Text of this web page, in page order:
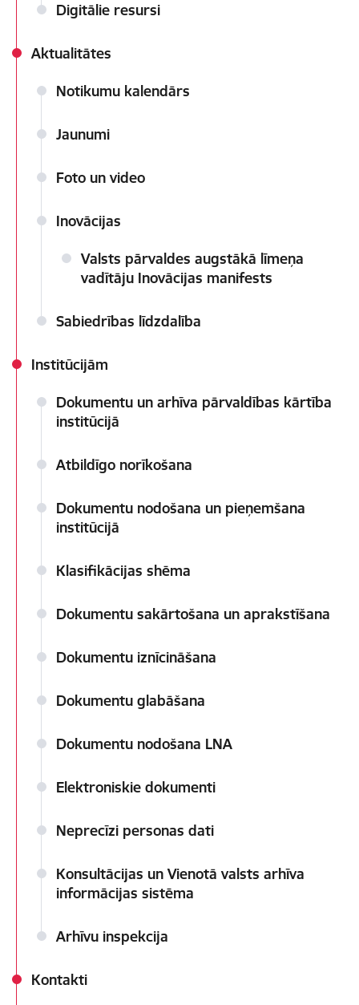
Digitālie resursi
Aktualitātes
Notikumu kalendārs
Jaunumi
Foto un video
Inovācijas
Valsts pārvaldes augstākā līmeņa
vadītāju Inovācijas manifests
Sabiedrības līdzdalība
Institūcijām
Dokumentu un arhīva pārvaldības kārtība
institūcijā
Atbildīgo norīkošana
Dokumentu nodošana un pieņemšana
institūcijā
Klasifikācijas shēma
Dokumentu sakārtošana un aprakstīšana
Dokumentu iznīcināšana
Dokumentu glabāšana
Dokumentu nodošana LNA
Elektroniskie dokumenti
Neprecīzi personas dati
Konsultācijas un Vienotā valsts arhīva
informācijas sistēma
Arhīvu inspekcija
Kontakti